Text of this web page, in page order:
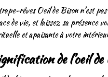
rêves Oeil de Bison n’est
de vie, et laissez sa présence
et apaisante à votre
de l’oeil de